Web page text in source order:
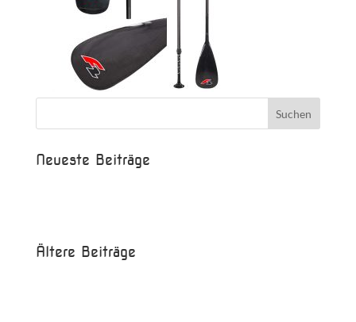
Neueste Beiträge
Ältere Beiträge